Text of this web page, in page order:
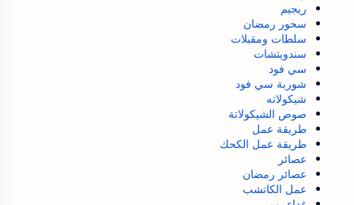
ريجيم
سحور رمضان
سلطات ومقبلات
سندويتشات
سي فود
شوربة سي فود
شيكولاته
صوص الشيكولاتة
طريقة عمل
طريقة عمل الكحك
عصائر
عصائر رمضان
عمل الكاتشب